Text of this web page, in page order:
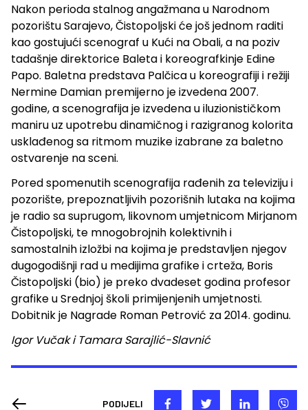
Nakon perioda stalnog angažmana u Narodnom
pozorištu Sarajevo, Čistopoljski će još jednom raditi
kao gostujući scenograf u Kući na Obali, a na poziv
tadašnje direktorice Baleta i koreografkinje Edine
Papo. Baletna predstava Palčica u koreografiji i režiji
Nermine Damian premijerno je izvedena 2007.
godine, a scenografija je izvedena u iluzionističkom
maniru uz upotrebu dinamičnog i razigranog kolorita
usklađenog sa ritmom muzike izabrane za baletno
ostvarenje na sceni.
Pored spomenutih scenografija rađenih za televiziju i
pozorište, prepoznatljivih pozorišnih lutaka na kojima
je radio sa suprugom, likovnom umjetnicom Mirjanom
Čistopoljski, te mnogobrojnih kolektivnih i
samostalnih izložbi na kojima je predstavljen njegov
dugogodišnji rad u medijima grafike i crteža, Boris
Čistopoljski (bio) je preko dvadeset godina profesor
grafike u Srednjoj školi primijenjenih umjetnosti.
Dobitnik je Nagrade Roman Petrović za 2014. godinu.
Igor Vučak i Tamara Sarajlić-Slavnić
PODIJELI